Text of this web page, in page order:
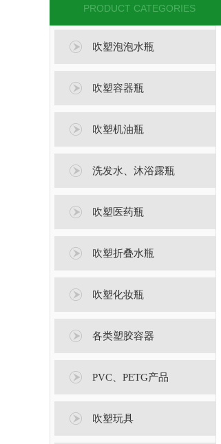
PRODUCT CATEGORIES
吹塑泡泡水瓶
吹塑容器瓶
吹塑机油瓶
洗发水、沐浴露瓶
吹塑医药瓶
吹塑折叠水瓶
吹塑化妆瓶
各类塑胶容器
PVC、PETG产品
吹塑玩具